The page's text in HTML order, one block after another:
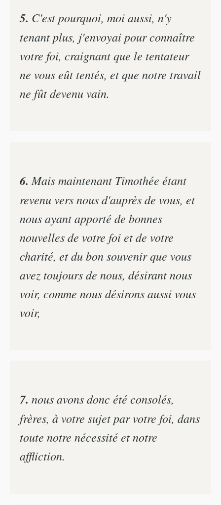
5. C'est pourquoi, moi aussi, n'y
tenant plus, j'envoyai pour connaître
votre foi, craignant que le tentateur
ne vous eût tentés, et que notre travail
ne fût devenu vain.
6. Mais maintenant Timothée étant
revenu vers nous d'auprès de vous, et
nous ayant apporté de bonnes
nouvelles de votre foi et de votre
charité, et du bon souvenir que vous
avez toujours de nous, désirant nous
voir, comme nous désirons aussi vous
voir,
7. nous avons donc été consolés,
frères, à votre sujet par votre foi, dans
toute notre nécessité et notre
affliction.